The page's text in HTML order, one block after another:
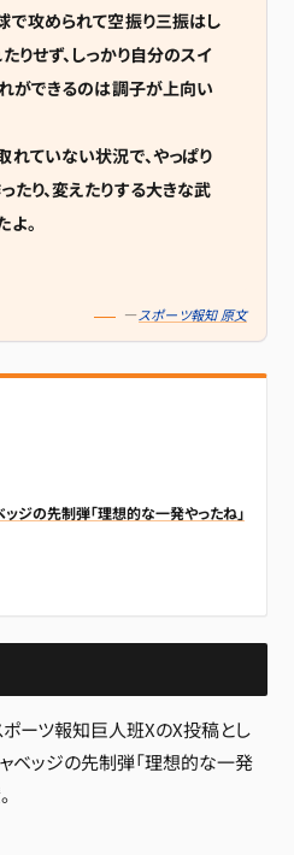
で攻められて空振り三振はし
りせず、しっかり自分のスイ
ができるのは調子が上向い
ていない状況で、やっぱり
り、変えたりする大きな武
。
—スポーツ報知 原文
ッジの先制弾「理想的な一発やったね」
ポーツ報知巨人班XのX投稿とし
ベッジの先制弾「理想的な一発